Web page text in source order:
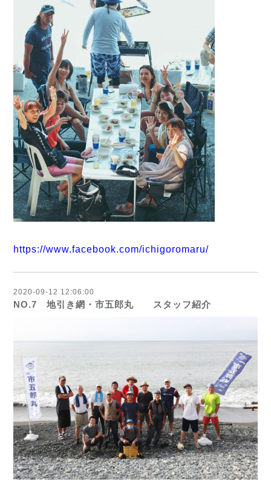
https://www.facebook.com/ichigoromaru/
2020-09-12 12:06:00
NO.7 地引き網・市五郎丸 スタッフ紹介